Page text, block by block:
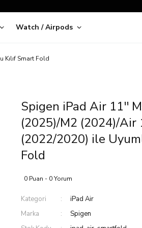
Alışveriş!
Watch / Airpods
Kılıf Smart Fold
Spigen iPad Air 11''
(2025)/M2 (2024)/Air
(2022/2020) ile
Fold
0 Puan - 0 Yorum
Kategori
iPad Air
Marka
Spigen